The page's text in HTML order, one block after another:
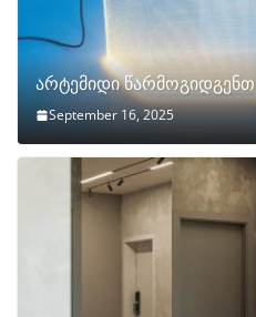
არტემიდი წარმოგიდგენთ
September 16, 2025